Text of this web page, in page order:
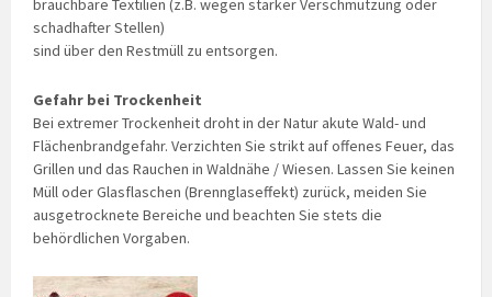
brauchbare Textilien (z.B. wegen starker Verschmutzung oder
schadhafter Stellen)
sind über den Restmüll zu entsorgen.
Gefahr bei Trockenheit
Bei extremer Trockenheit droht in der Natur akute Wald- und
Flächenbrandgefahr. Verzichten Sie strikt auf offenes Feuer, das
Grillen und das Rauchen in Waldnähe / Wiesen. Lassen Sie keinen
Müll oder Glasflaschen (Brennglaseffekt) zurück, meiden Sie
ausgetrocknete Bereiche und beachten Sie stets die
behördlichen Vorgaben.